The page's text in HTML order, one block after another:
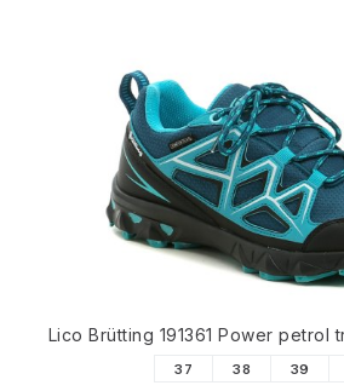
Lico Brütting 191361 Power petrol
37 38 39